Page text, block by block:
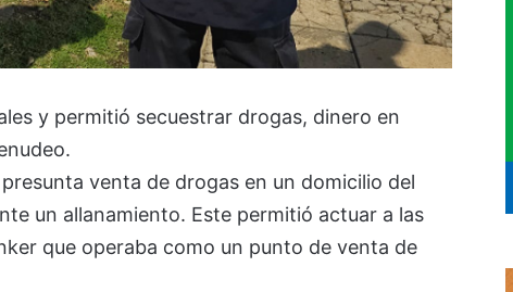
y permitió secuestrar drogas, dinero en
venta de drogas en un domicilio del
un allanamiento. Este permitió actuar a las
que operaba como un punto de venta de